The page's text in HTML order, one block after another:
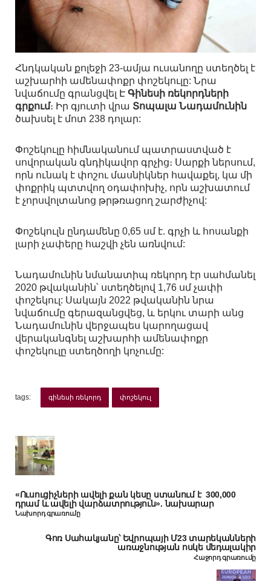
Հնդկական քոլեջի 23-ամյա ուսանողը ստեղծել է
աշխարհի ամենափոքր փոշեկուլը: Նրա
նվաճումը գրանցվել Է Գինեսի ռեկորդների
գրքում։ Իր գյուտի վրա Տոպալա Նադամունին
ծախսել է մոտ 238 դոլար:
Փոշեկուլը հիմնականում պատրաստված է
սովորական գնդիկավոր գրչից։ Սարքի ներսում,
որն ունակ է փոշու մասնիկներ հավաքել, կա մի
փոքրիկ պտտվող օդափոխիչ, որն աշխատում
է չորսվոլտանոց թրթռացող շարժիչով:
Փոշեկուլն ընդամենը 0,65 սմ է. գրչի և հոսանքի
լարի չափերը հաշվի չեն առնվում:
Նադամունին նմանատիպ ռեկորդ էր սահմանել
2020 թվականին՝ ստեղծելով 1,76 սմ չափի
փոշեկուլ: Սակայն 2022 թվականին նրա
նվաճումը գերազանցվեց, և երկու տարի անց
Նադամունին վերջապես կարողացավ
վերականգնել աշխարհի ամենափոքր
փոշեկուլը ստեղծողի կոչումը:
tags: գինեսի ռեկորդ փոշեկուլ
«Ուսուցիչների ավելի քան կեսը ստանում է 300,000
դրամ և ավելի վարձատրություն». նախարար
Նախորդ գրառումը
Գոռ Սահակյանը՝ Եվրոպայի Մ23 տարեկանների
առաջնության ոսկե մեդալակիր
Հաջորդ գրառումը